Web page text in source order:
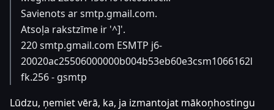
Savienots ar smtp.gmail.com.
Atsoļa rakstzīme ir '^]'.
220 smtp.gmail.com ESMTP j6-
20020ac25506000000b004b53eb60e3csm1066162l
fk.256 - gsmtp
Lūdzu, ņemiet vērā, ka, ja izmantojat mākoņhostingu